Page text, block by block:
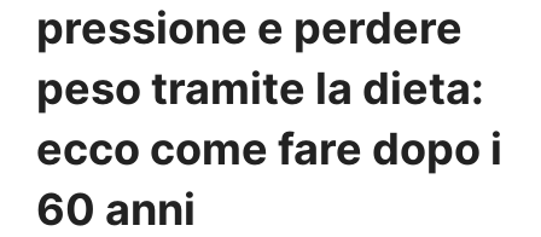
pressione e perdere
peso tramite la dieta:
ecco come fare dopo i
60 anni